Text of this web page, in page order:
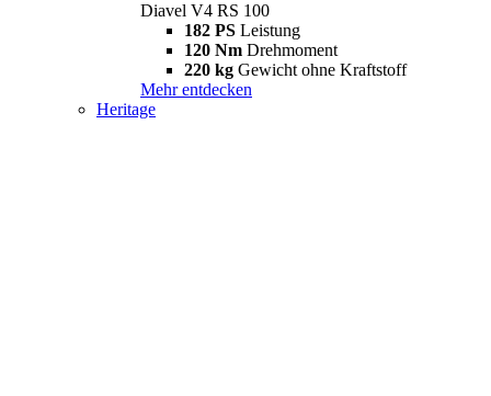
Diavel V4 RS 100
182 PS Leistung
120 Nm Drehmoment
220 kg Gewicht ohne Kraftstoff
Mehr entdecken
Heritage